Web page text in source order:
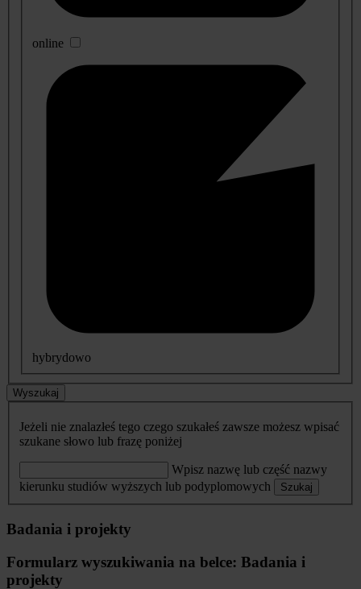
online
hybrydowo
Wyszukaj
Jeżeli nie znalazłeś tego czego szukałeś zawsze możesz wpisać
szukane słowo lub frazę poniżej
Wpisz nazwę lub część nazwy
kierunku studiów wyższych lub podyplomowych
Szukaj
Badania i projekty
Formularz wyszukiwania na belce: Badania i
projekty